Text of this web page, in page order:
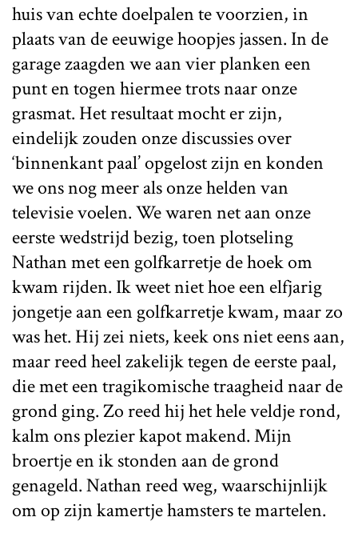
huis van echte doelpalen te voorzien, in
plaats van de eeuwige hoopjes jassen. In de
garage zaagden we aan vier planken een
punt en togen hiermee trots naar onze
grasmat. Het resultaat mocht er zijn,
eindelijk zouden onze discussies over
‘binnenkant paal’ opgelost zijn en konden
we ons nog meer als onze helden van
televisie voelen. We waren net aan onze
eerste wedstrijd bezig, toen plotseling
Nathan met een golfkarretje de hoek om
kwam rijden. Ik weet niet hoe een elfjarig
jongetje aan een golfkarretje kwam, maar zo
was het. Hij zei niets, keek ons niet eens aan,
maar reed heel zakelijk tegen de eerste paal,
die met een tragikomische traagheid naar de
grond ging. Zo reed hij het hele veldje rond,
kalm ons plezier kapot makend. Mijn
broertje en ik stonden aan de grond
genageld. Nathan reed weg, waarschijnlijk
om op zijn kamertje hamsters te martelen.